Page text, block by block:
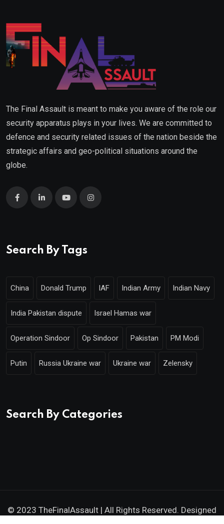
The Final Assault is meant to make you aware of the role our
security apparatus plays in your lives. We are committed to
defence and security related issues of the nation beside the
strategic affairs and geo-political situations around the
globe.
Search By Tags
China Donald Trump IAF Indian Army Indian Navy
India Pakistan dispute Israel Hamas war
Operation Sindoor Op Sindoor Pakistan PM Modi
Putin Russia Ukraine war Ukraine war Zelensky
Search By Categories
© 2023 TheFinalAssault | All Rights Reserved. Designed